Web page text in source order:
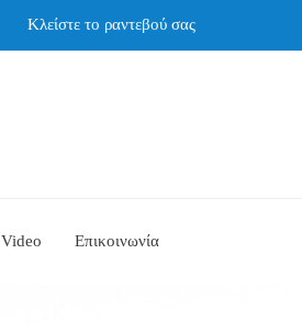
Κλείστε το ραντεβού σας
Video Επικοινωνία